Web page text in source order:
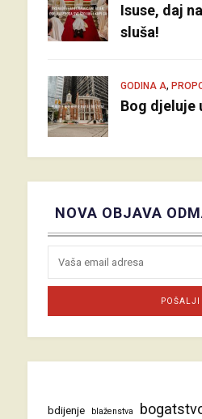
Isuse, daj
sluša!
GODINA A,
Bog djeluje
NOVA OBJAVA
bdijenje blaženstva